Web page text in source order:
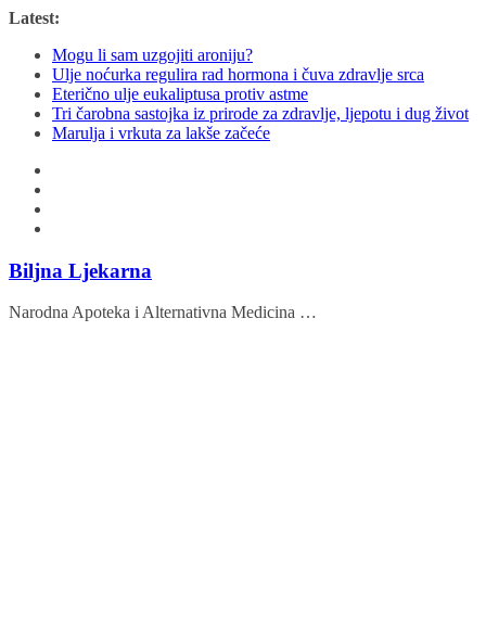
Skip
content
Latest:
Mogu li sam uzgojiti aroniju?
Ulje noćurka regulira rad hormona i čuva zdravlje srca
Eterično ulje eukaliptusa protiv astme
Tri čarobna sastojka iz prirode za zdravlje, ljepotu i dug život
Marulja i vrkuta za lakše začeće
Biljna Ljekarna
Narodna Apoteka i Alternativna Medicina …